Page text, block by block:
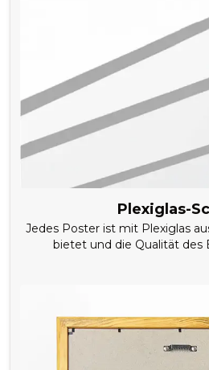
Plexiglas-
Jedes Poster ist mit Plexiglas
bietet und die Qualität des